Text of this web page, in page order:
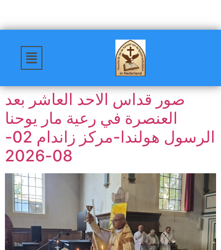
صور قداس الاحد العاشر بعد
العنصرة في رعية مار يوحنا
الرسول هولندا-مركز زاندام 02-
08-2026